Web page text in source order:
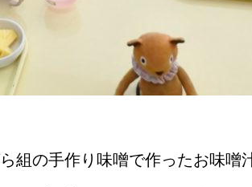
組の手作り味噌で作ったお味噌